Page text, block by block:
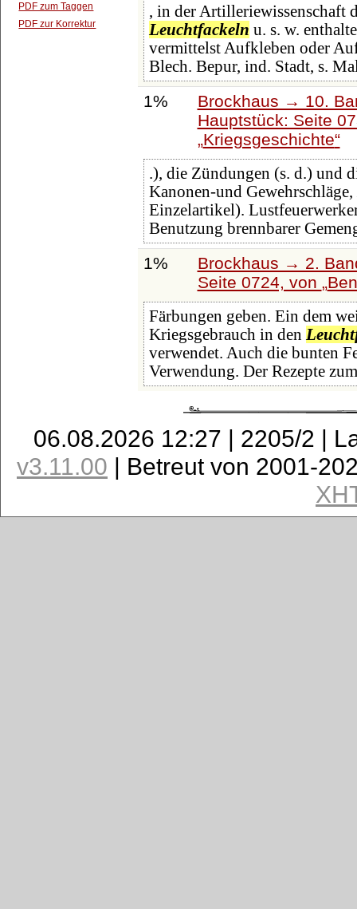
PDF zum Taggen
PDF zur Korrektur
, in der Artilleriewissenschaft
Leuchtfackeln u. s. w.
vermittelst Aufkleben oder
Blech. Bepur, ind. Stadt, s.
1%
Brockhaus → 10.
Hauptstück: Seite
Kriegsgeschichte
.), die Zündungen (s. d.) und
Kanonen-und Gewehrschläge,
Einzelartikel).
Benutzung brennbarer
1%
Brockhaus → 2.
Seite 0724, von
Färbungen geben. Ein dem
Kriegsgebrauch in den
verwendet. Auch die bunten
Verwendung. Der Rezepte
06.08.2026 12:27 | 2205/2 |
v3.11.00 | Betreut von 2001-